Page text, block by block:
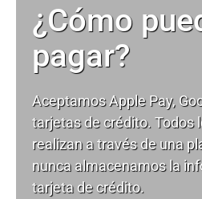
¿Cómo
pagar?
Aceptamos Apple Pay,
tarjetas de crédito. Todos
realizan a través de una
nunca almacenamos la
tarjeta de crédito.